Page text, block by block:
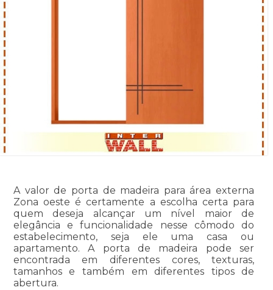
A valor de porta de madeira para área externa
Zona oeste é certamente a escolha certa para
quem deseja alcançar um nível maior de
elegância e funcionalidade nesse cômodo do
estabelecimento, seja ele uma casa ou
apartamento. A porta de madeira pode ser
encontrada em diferentes cores, texturas,
tamanhos e também em diferentes tipos de
abertura.